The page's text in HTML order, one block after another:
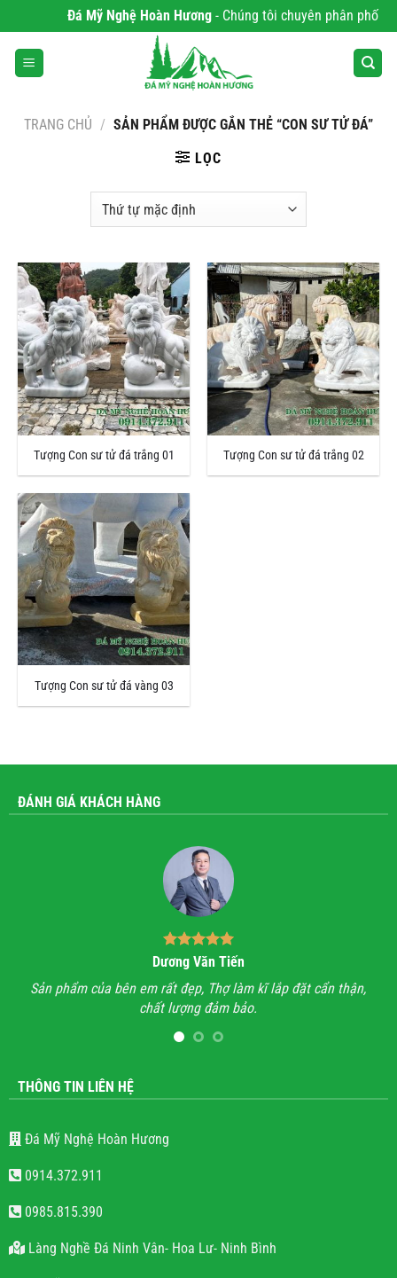
qua
nội
dung
Đá Mỹ Nghệ Hoàn Hương- Chúng tôi chuyên phân phối
TRANG CHỦ / SẢN PHẨM ĐƯỢC GẮN THẺ “CON SƯ TỬ ĐÁ”
LỌC
Tượng Con sư tử đá trắng 01 Tượng Con sư tử đá trắng 02
Tượng Con sư tử đá vàng 03
ĐÁNH GIÁ KHÁCH HÀNG
Dương Văn Tiến
Sản phẩm của bên em rất đẹp, Thợ làm kĩ lắp đặt cẩn thận,
chất lượng đảm bảo.
THÔNG TIN LIÊN HỆ
Đá Mỹ Nghệ Hoàn Hương
0914.372.911
0985.815.390
Làng Nghề Đá Ninh Vân- Hoa Lư- Ninh Bình